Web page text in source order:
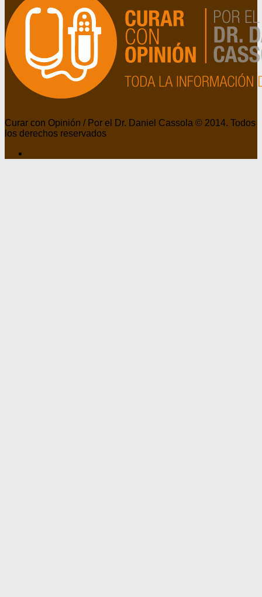
Curar con Opinión / Por el Dr. Daniel Cassola © 2014. Todos
los derechos reservados